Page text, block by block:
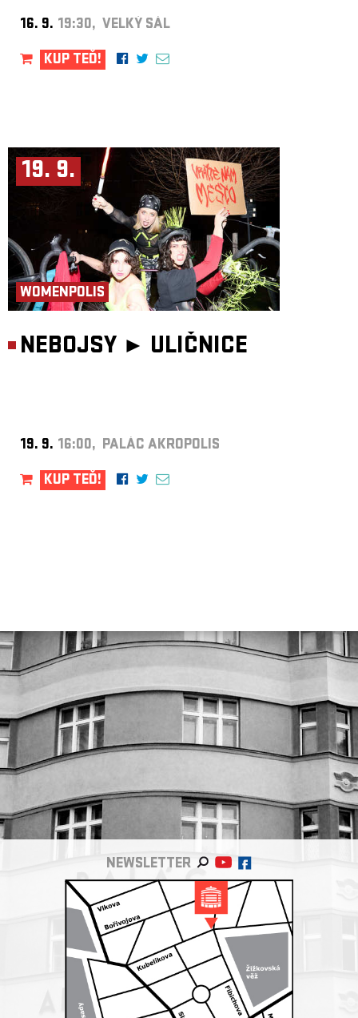
16. 9. 19:30, VELKÝ SÁL
KUP TEĎ!
19. 9.
WOMENPOLIS
NEBOJSY ► ULIČNICE
19. 9. 16:00, PALÁC AKROPOLIS
KUP TEĎ!
NEWSLETTER